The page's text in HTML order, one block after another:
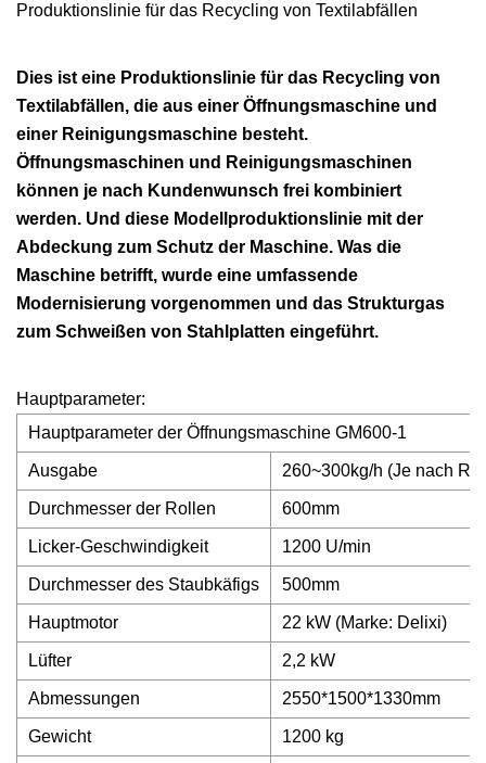
Produktionslinie für das Recycling von Textilabfällen
Dies ist eine Produktionslinie für das Recycling von
Textilabfällen, die aus einer Öffnungsmaschine und
einer Reinigungsmaschine besteht.
Öffnungsmaschinen und Reinigungsmaschinen
können je nach Kundenwunsch frei kombiniert
werden. Und diese Modellproduktionslinie mit der
Abdeckung zum Schutz der Maschine. Was die
Maschine betrifft, wurde eine umfassende
Modernisierung vorgenommen und das Strukturgas
zum Schweißen von Stahlplatten eingeführt.
Hauptparameter:
Hauptparameter der Öffnungsmaschine GM600-1
Ausgabe 260~300kg/h (Je nach
Durchmesser der Rollen 600mm
Licker-Geschwindigkeit 1200 U/min
Durchmesser des Staubkäfigs 500mm
Hauptmotor 22 kW (Marke: Delixi)
Lüfter 2,2 kW
Abmessungen 2550*1500*1330mm
Gewicht 1200 kg